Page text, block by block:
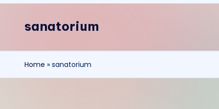
sanatorium
Home » sanatorium